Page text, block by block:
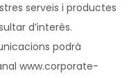
serveis i productes
d’interès.
podrà
www.corporate-